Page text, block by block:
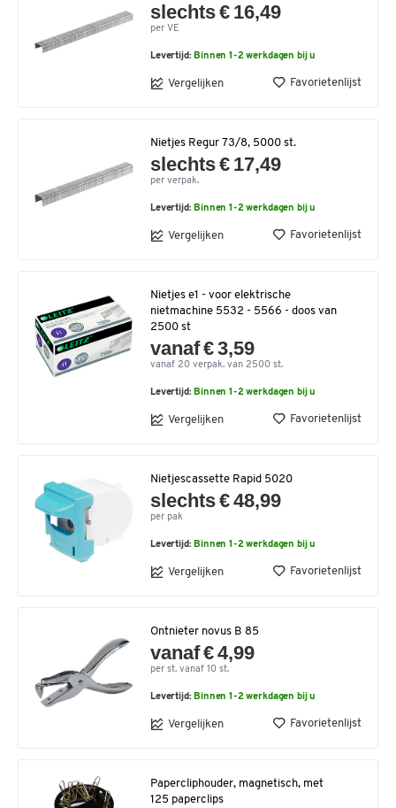
slechts € 16,49
per VE
Levertijd: Binnen 1-2 werkdagen bij u
Vergelijken Favorietenlijst
Nietjes Regur 73/8, 5000 st.
slechts € 17,49
per verpak.
Levertijd: Binnen 1-2 werkdagen bij u
Vergelijken Favorietenlijst
Nietjes e1 - voor elektrische
nietmachine 5532 - 5566 - doos van
2500 st
vanaf € 3,59
vanaf 20 verpak. van 2500 st.
Levertijd: Binnen 1-2 werkdagen bij u
Vergelijken Favorietenlijst
Nietjescassette Rapid 5020
slechts € 48,99
per pak
Levertijd: Binnen 1-2 werkdagen bij u
Vergelijken Favorietenlijst
Ontnieter novus B 85
vanaf € 4,99
per st. vanaf 10 st.
Levertijd: Binnen 1-2 werkdagen bij u
Vergelijken Favorietenlijst
Papercliphouder, magnetisch, met
125 paperclips